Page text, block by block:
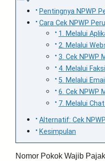
Pentingnya NPWP
Cara Cek NPWP
1. Melalui
2. Melalui
3. Cek NPWP
4. Melalui
5. Melalui Email
6. Cek NPWP
7. Melalui
Alternatif: Cek
Kesimpulan
Nomor Pokok Wajib